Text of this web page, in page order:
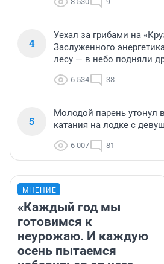
4
Уехал за грибами на
Заслуженного
лесу — в небо подняли
6 534 38
5
Молодой парень утонул
катания на лодке с
6 007 81
МНЕНИЕ
«Каждый год мы
готовимся к
неурожаю. И каждую
осень пытаемся